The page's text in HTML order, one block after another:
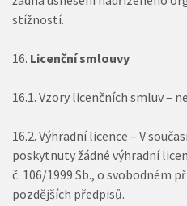
stížností.
Licenční smlouvy
16.1. Vzory licenčních smluv –
16.2. Výhradní licence – V
poskytnuty žádné výhradní
č. 106/1999 Sb., o svobodném
pozdějších předpisů.